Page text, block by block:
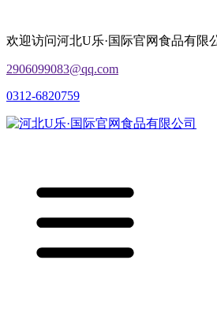
欢迎访问河北U乐·国际官网食品有限
2906099083@qq.com
0312-6820759